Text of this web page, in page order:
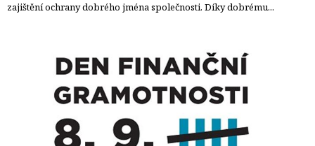
zajištění ochrany dobrého jména společnosti. Díky dobrému...